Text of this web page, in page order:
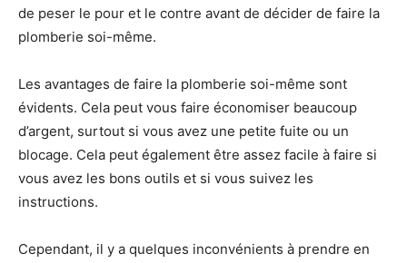
de peser le pour et le contre avant de décider de faire la
plomberie soi-même.
Les avantages de faire la plomberie soi-même sont
évidents. Cela peut vous faire économiser beaucoup
d’argent, surtout si vous avez une petite fuite ou un
blocage. Cela peut également être assez facile à faire si
vous avez les bons outils et si vous suivez les
instructions.
Cependant, il y a quelques inconvénients à prendre en